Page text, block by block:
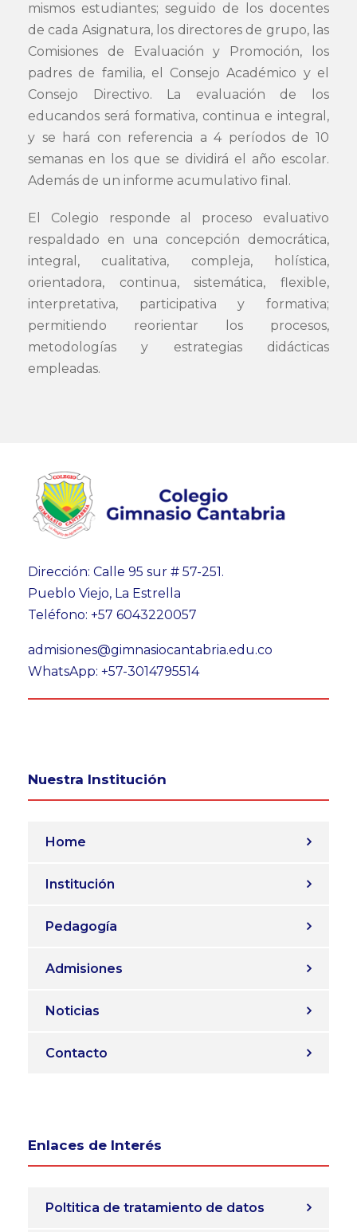
mismos estudiantes; seguido de los docentes
de cada Asignatura, los directores de grupo, las
Comisiones de Evaluación y Promoción, los
padres de familia, el Consejo Académico y el
Consejo Directivo. La evaluación de los
educandos será formativa, continua e integral,
y se hará con referencia a 4 períodos de 10
semanas en los que se dividirá el año escolar.
Además de un informe acumulativo final.
El Colegio responde al proceso evaluativo
respaldado en una concepción democrática,
integral, cualitativa, compleja, holística,
orientadora, continua, sistemática, flexible,
interpretativa, participativa y formativa;
permitiendo reorientar los procesos,
metodologías y estrategias didácticas
empleadas.
Dirección: Calle 95 sur # 57-251.
Pueblo Viejo, La Estrella
Teléfono: +57 6043220057
admisiones@gimnasiocantabria.edu.co
WhatsApp: +57-3014795514
Nuestra Institución
Home
Institución
Pedagogía
Admisiones
Noticias
Contacto
Enlaces de Interés
Poltitica de tratamiento de datos